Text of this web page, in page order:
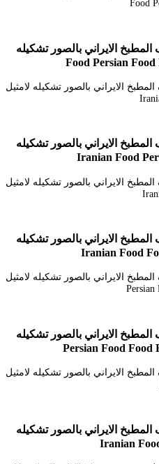
الايراني بالصور تشكيله
الايراني بالصور تشكيله
الايراني بالصور تشكيله
الايراني بالصور تشكيله
الايراني بالصور تشكيله